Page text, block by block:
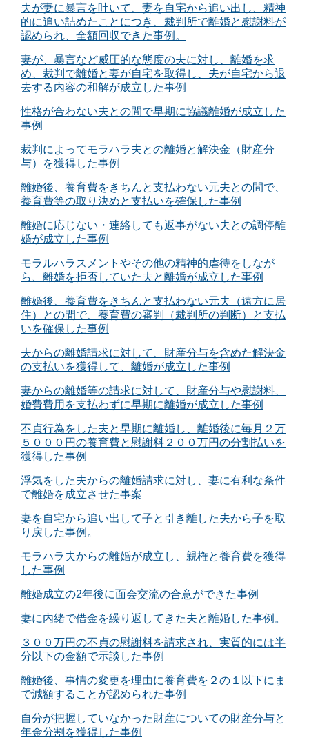
夫が妻に暴言を吐いて、妻を自宅から追い出し、精神
的に追い詰めたことにつき、裁判所で離婚と慰謝料が
認められ、全額回収できた事例。
妻が、暴言など威圧的な態度の夫に対し、離婚を求
め、裁判で離婚と妻が自宅を取得し、夫が自宅から退
去する内容の和解が成立した事例
性格が合わない夫との間で早期に協議離婚が成立した
事例
裁判によってモラハラ夫との離婚と解決金（財産分
与）を獲得した事例
離婚後、養育費をきちんと支払わない元夫との間で、
養育費等の取り決めと支払いを確保した事例
離婚に応じない・連絡しても返事がない夫との調停離
婚が成立した事例
モラルハラスメントやその他の精神的虐待をしなが
ら、離婚を拒否していた夫と離婚が成立した事例
離婚後、養育費をきちんと支払わない元夫（遠方に居
住）との間で、養育費の審判（裁判所の判断）と支払
いを確保した事例
夫からの離婚請求に対して、財産分与を含めた解決金
の支払いを獲得して、離婚が成立した事例
妻からの離婚等の請求に対して、財産分与や慰謝料、
婚費費用を支払わずに早期に離婚が成立した事例
不貞行為をした夫と早期に離婚し、離婚後に毎月２万
５０００円の養育費と慰謝料２００万円の分割払いを
獲得した事例
浮気をした夫からの離婚請求に対し、妻に有利な条件
で離婚を成立させた事案
妻を自宅から追い出して子と引き離した夫から子を取
り戻した事例。
モラハラ夫からの離婚が成立し、親権と養育費を獲得
した事例
離婚成立の2年後に面会交流の合意ができた事例
妻に内緒で借金を繰り返してきた夫と離婚した事例。
３００万円の不貞の慰謝料を請求され、実質的には半
分以下の金額で示談した事例
離婚後、事情の変更を理由に養育費を２の１以下にま
で減額することが認められた事例
自分が把握していなかった財産についての財産分与と
年金分割を獲得した事例